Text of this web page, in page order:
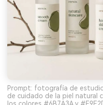
Prompt: fotografía de
de cuidado de la piel natural